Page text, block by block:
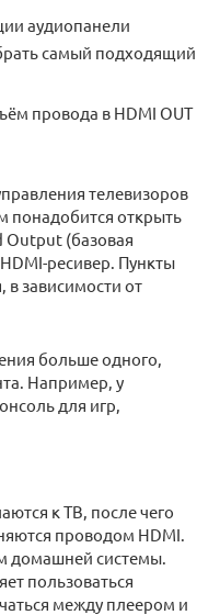
аудиопанели
самый подходящий
провода в HDMI OUT
телевизоров
понадобится открыть
Output (базовая
ресивер. Пункты
в зависимости от
больше одного,
Например, у
для игр,
к ТВ, после чего
проводом HDMI.
домашней системы.
пользоваться
между плеером и